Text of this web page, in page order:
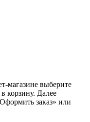
магазине выберите
корзину. Далее
заказ» или